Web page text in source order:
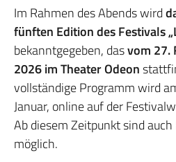
Im Rahmen des Abends wird
fünften Edition des Festivals
bekanntgegeben, dasvom 27.
2026 im Theater Odeon
vollständige Programm wird
Januar, online auf der
Ab diesem Zeitpunkt sind
möglich.